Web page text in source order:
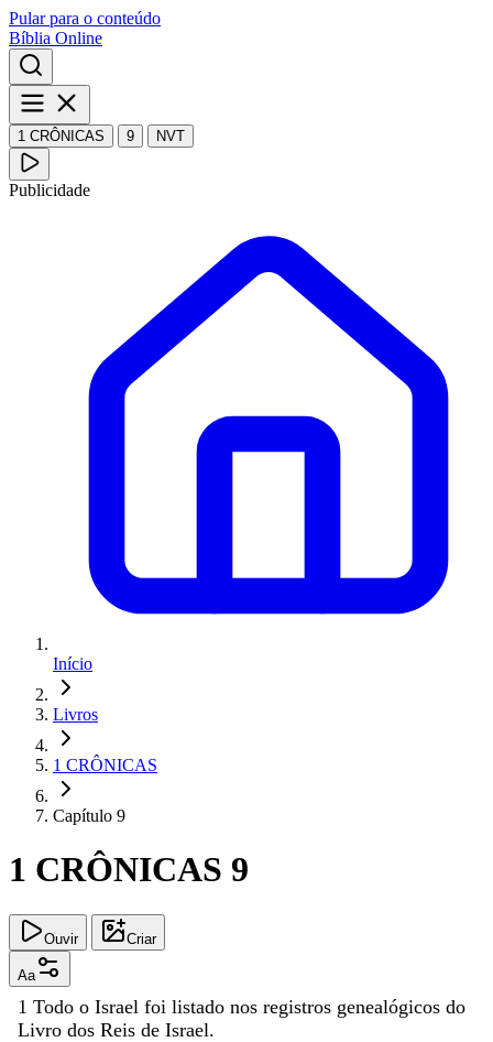
Pular para o conteúdo
Bíblia Online
1 CRÔNICAS 9 NVT
Publicidade
Início
Livros
1 CRÔNICAS
Capítulo 9
1 CRÔNICAS 9
Ouvir Criar
Aa
1 Todo o Israel foi listado nos registros genealógicos do
Livro dos Reis de Israel.